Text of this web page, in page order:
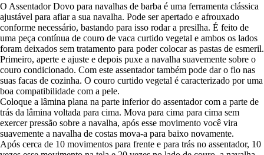
O Assentador Dovo para navalhas de barba é uma ferramenta clássica
ajustável para afiar a sua navalha. Pode ser apertado e afrouxado
conforme necessário, bastando para isso rodar a presilha. É feito de
uma peça contínua de couro de vaca curtido vegetal e ambos os lados
foram deixados sem tratamento para poder colocar as pastas de esmeril.
Primeiro, aperte e ajuste e depois puxe a navalha suavemente sobre o
couro condicionado. Com este assentador também pode dar o fio nas
suas facas de cozinha. O couro curtido vegetal é caracterizado por uma
boa compatibilidade com a pele.
Coloque a lâmina plana na parte inferior do assentador com a parte de
trás da lâmina voltada para cima. Mova para cima para cima sem
exercer pressão sobre a navalha, após esse movimento você vira
suavemente a navalha de costas mova-a para baixo novamente.
Após cerca de 10 movimentos para frente e para trás no assentador, 10